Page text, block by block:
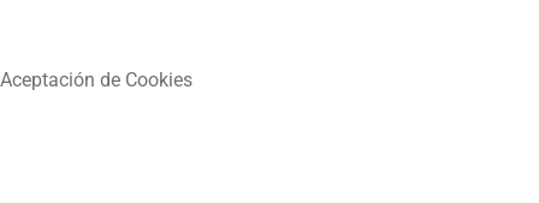
Aceptación de Cookies